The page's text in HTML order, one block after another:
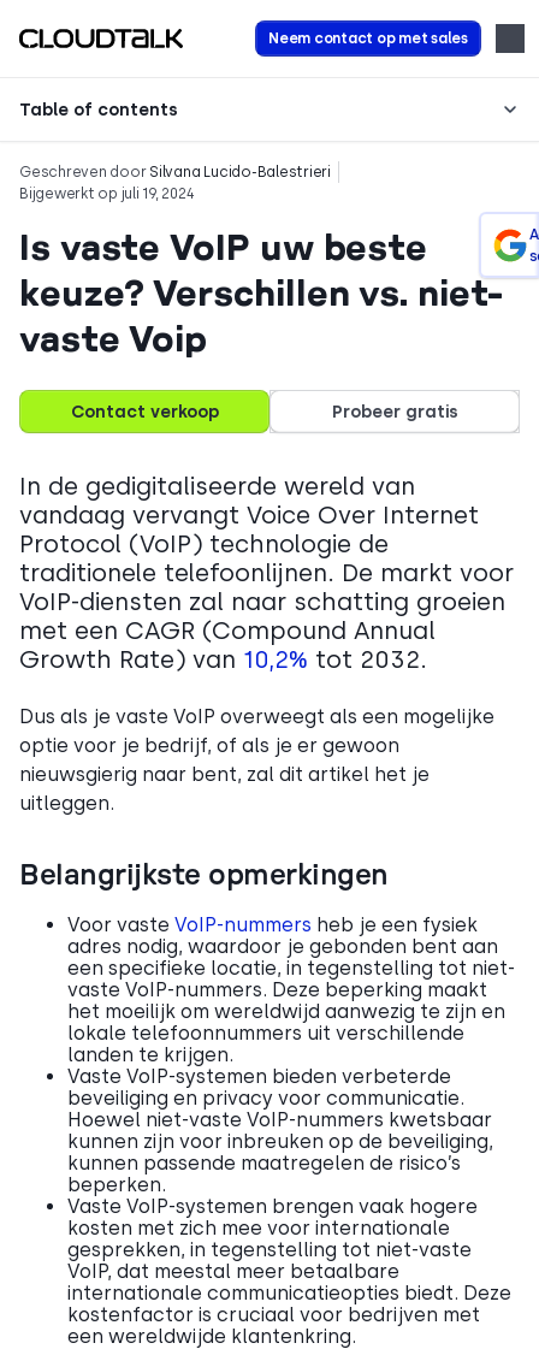
Neem contact op met sales
Table of contents
Geschreven door Silvana Lucido-Balestrieri
Bijgewerkt op juli 19, 2024
Is vaste VoIP uw beste
keuze? Verschillen vs. niet-
vaste Voip
Contact verkoop Probeer gratis
In de gedigitaliseerde wereld van
vandaag vervangt Voice Over Internet
Protocol (VoIP) technologie de
traditionele telefoonlijnen. De markt voor
VoIP-diensten zal naar schatting groeien
met een CAGR (Compound Annual
Growth Rate) van 10,2% tot 2032.
Dus als je vaste VoIP overweegt als een mogelijke
optie voor je bedrijf, of als je er gewoon
nieuwsgierig naar bent, zal dit artikel het je
uitleggen.
Belangrijkste opmerkingen
Voor vaste VoIP-nummers heb je een fysiek
adres nodig, waardoor je gebonden bent aan
een specifieke locatie, in tegenstelling tot niet-
vaste VoIP-nummers. Deze beperking maakt
het moeilijk om wereldwijd aanwezig te zijn en
lokale telefoonnummers uit verschillende
landen te krijgen.
Vaste VoIP-systemen bieden verbeterde
beveiliging en privacy voor communicatie.
Hoewel niet-vaste VoIP-nummers kwetsbaar
kunnen zijn voor inbreuken op de beveiliging,
kunnen passende maatregelen de risico’s
beperken.
Vaste VoIP-systemen brengen vaak hogere
kosten met zich mee voor internationale
gesprekken, in tegenstelling tot niet-vaste
VoIP, dat meestal meer betaalbare
internationale communicatieopties biedt. Deze
kostenfactor is cruciaal voor bedrijven met
een wereldwijde klantenkring.